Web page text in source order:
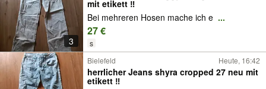
3
mit etikett ‼️
Bei mehreren Hosen mache ich e ...
27 €
s
Bielefeld Heute, 16:42
herrlicher Jeans shyra cropped 27 neu mit
etikett ‼️